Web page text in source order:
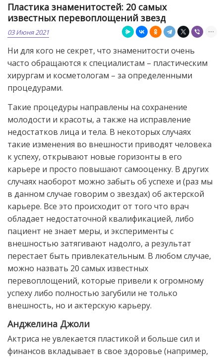
Пластика знаменитостей: 20 самых
известных перевоплощений звезд
03 Июня 2021
Ни для кого не секрет, что знаменитости очень
часто обращаются к специалистам – пластическим
хирургам и косметологам – за определенными
процедурами.
Такие процедуры направлены на сохранение
молодости и красоты, а также на исправление
недостатков лица и тела. В некоторых случаях
такие изменения во внешности приводят человека
к успеху, открывают новые горизонты в его
карьере и просто повышают самооценку. В других
случаях наоборот можно забыть об успехе и (раз мы
в данном случае говорим о звездах) об актерской
карьере. Все это происходит от того что врач
обладает недостаточной квалификацией, либо
пациент не знает меры, и эксперименты с
внешностью затягивают надолго, а результат
перестает быть привлекательным. В любом случае,
можно назвать 20 самых известных
перевоплощений, которые привели к огромному
успеху либо полностью загубили не только
внешность, но и актерскую карьеру.
Анджелина Джоли
Актриса не увлекается пластикой и больше сил и
финансов вкладывает в свое здоровье (например,